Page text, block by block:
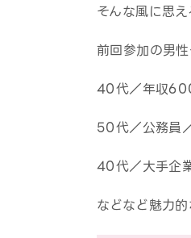
そんな風に思
前回参加の男性
40代／年収
50代／公務員
40代／大手企
などなど魅力